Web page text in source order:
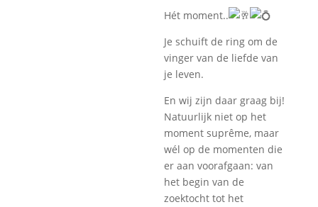
Hét moment..
Je schuift de ring om de
vinger van de liefde van
je leven.
En wij zijn daar graag bij!
Natuurlijk niet op het
moment suprême, maar
wél op de momenten die
er aan voorafgaan: van
het begin van de
zoektocht tot het